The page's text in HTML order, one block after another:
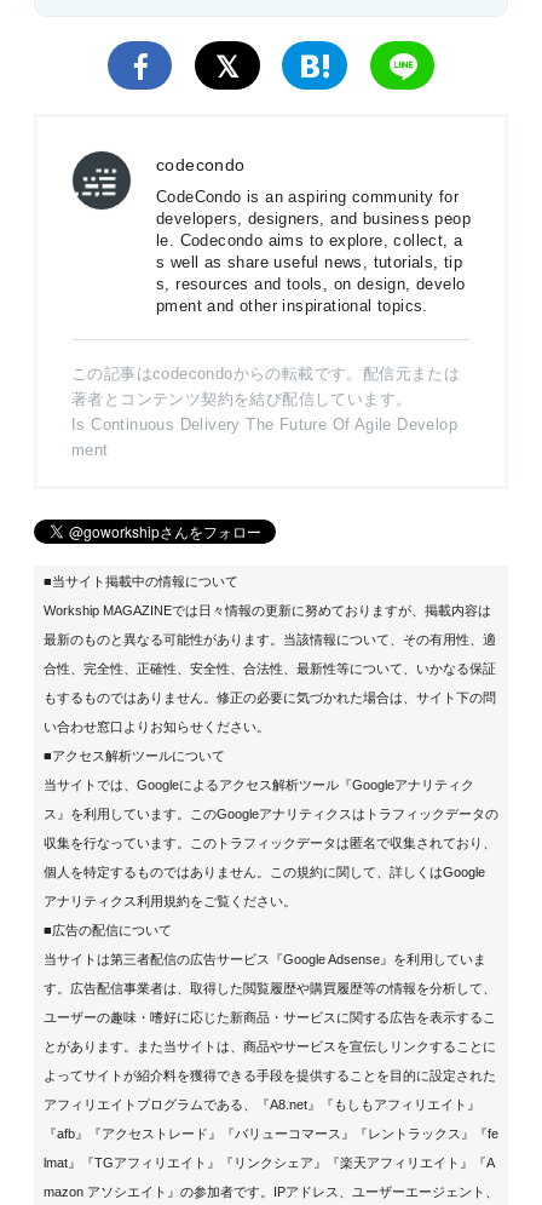
codecondo
CodeCondo is an aspiring community for
developers, designers, and business peop
le. Codecondo aims to explore, collect, a
s well as share useful news, tutorials, tip
s, resources and tools, on design, develo
pment and other inspirational topics.
この記事はcodecondoからの転載です。配信元または
著者とコンテンツ契約を結び配信しています。
Is Continuous Delivery The Future Of Agile Develop
ment
■当サイト掲載中の情報について
Workship MAGAZINEでは日々情報の更新に努めておりますが、掲載内容は
最新のものと異なる可能性があります。当該情報について、その有用性、適
合性、完全性、正確性、安全性、合法性、最新性等について、いかなる保証
もするものではありません。修正の必要に気づかれた場合は、サイト下の問
い合わせ窓口よりお知らせください。
■アクセス解析ツールについて
当サイトでは、Googleによるアクセス解析ツール『Googleアナリティク
ス』を利用しています。このGoogleアナリティクスはトラフィックデータの
収集を行なっています。このトラフィックデータは匿名で収集されており、
個人を特定するものではありません。この規約に関して、詳しくはGoogle
アナリティクス利用規約をご覧ください。
■広告の配信について
当サイトは第三者配信の広告サービス『Google Adsense』を利用していま
す。広告配信事業者は、取得した閲覧履歴や購買履歴等の情報を分析して、
ユーザーの趣味・嗜好に応じた新商品・サービスに関する広告を表示するこ
とがあります。また当サイトは、商品やサービスを宣伝しリンクすることに
よってサイトが紹介料を獲得できる手段を提供することを目的に設定された
アフィリエイトプログラムである、『A8.net』『もしもアフィリエイト』
『afb』『アクセストレード』『バリューコマース』『レントラックス』『fe
lmat』『TGアフィリエイト』『リンクシェア』『楽天アフィリエイト』『A
mazon アソシエイト』の参加者です。IPアドレス、ユーザーエージェント、